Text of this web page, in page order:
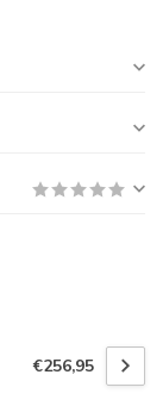
€256,95